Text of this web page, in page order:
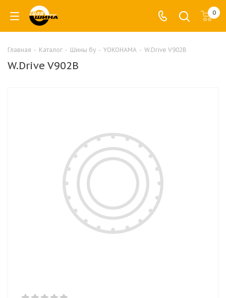
0
Главная - Каталог - Шины бу - YOKOHAMA - W.Drive V902B
W.Drive V902B